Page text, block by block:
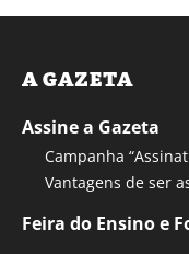
A GAZETA
Assine a Gazeta
Campanha
Vantagens de ser
Feira do Ensino e